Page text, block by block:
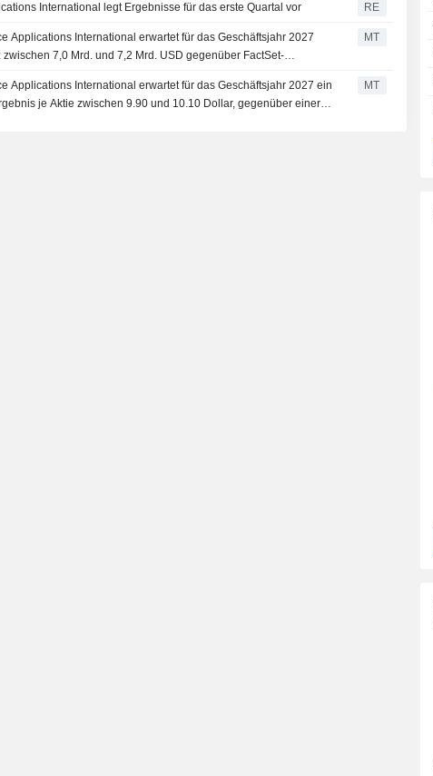
International legt Ergebnisse für das erste Quartal vor RE
Applications International erwartet für das Geschäftsjahr 2027
7,0 Mrd. und 7,2 Mrd. USD gegenüber FactSet-
MT
Applications International erwartet für das Geschäftsjahr 2027 ein
je Aktie zwischen 9.90 und 10.10 Dollar, gegenüber einer
MT